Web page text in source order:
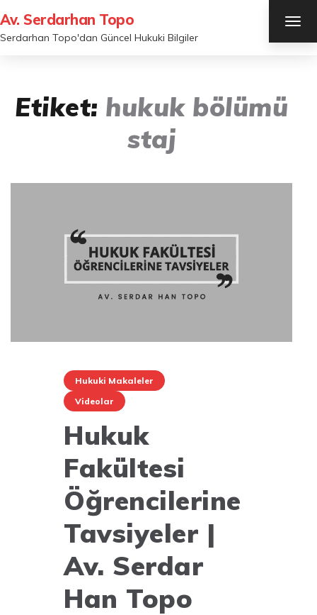
Av. Serdarhan Topo
Serdarhan Topo'dan Güncel Hukuki Bilgiler
Etiket: hukuk bölümü
staj
Hukuki Makaleler
Videolar
Hukuk
Fakültesi
Öğrencilerine
Tavsiyeler |
Av. Serdar
Han Topo